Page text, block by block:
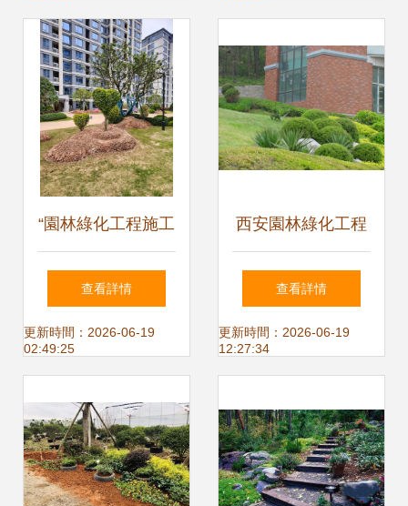
參選作品賞析
“園林綠化工程施工
| 公園改造竣工案
例賞析”,
查看詳情
更新時間：2026-06-19
02:49:25
西安園林綠化工程
設計施工與承接項
目全解析 | 施工團
查看詳情
更新時間：2026-06-19
12:27:34